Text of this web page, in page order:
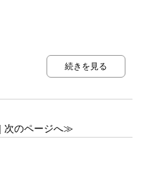
続きを見る
次のページへ≫